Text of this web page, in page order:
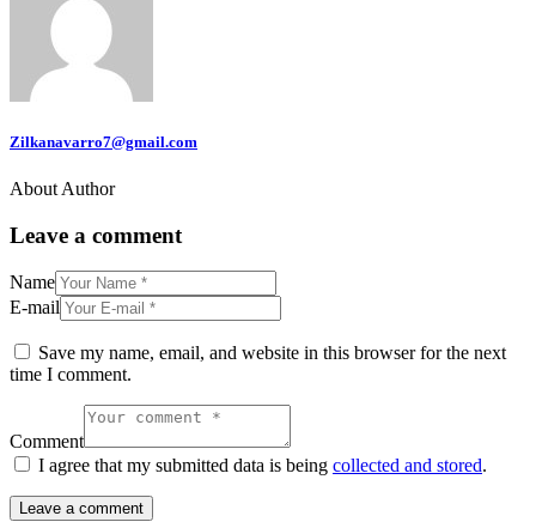
Zilkanavarro7@gmail.com
About Author
Leave a comment
Name
E-mail
Save my name, email, and website in this browser for the next
time I comment.
Comment
I agree that my submitted data is being collected and stored.